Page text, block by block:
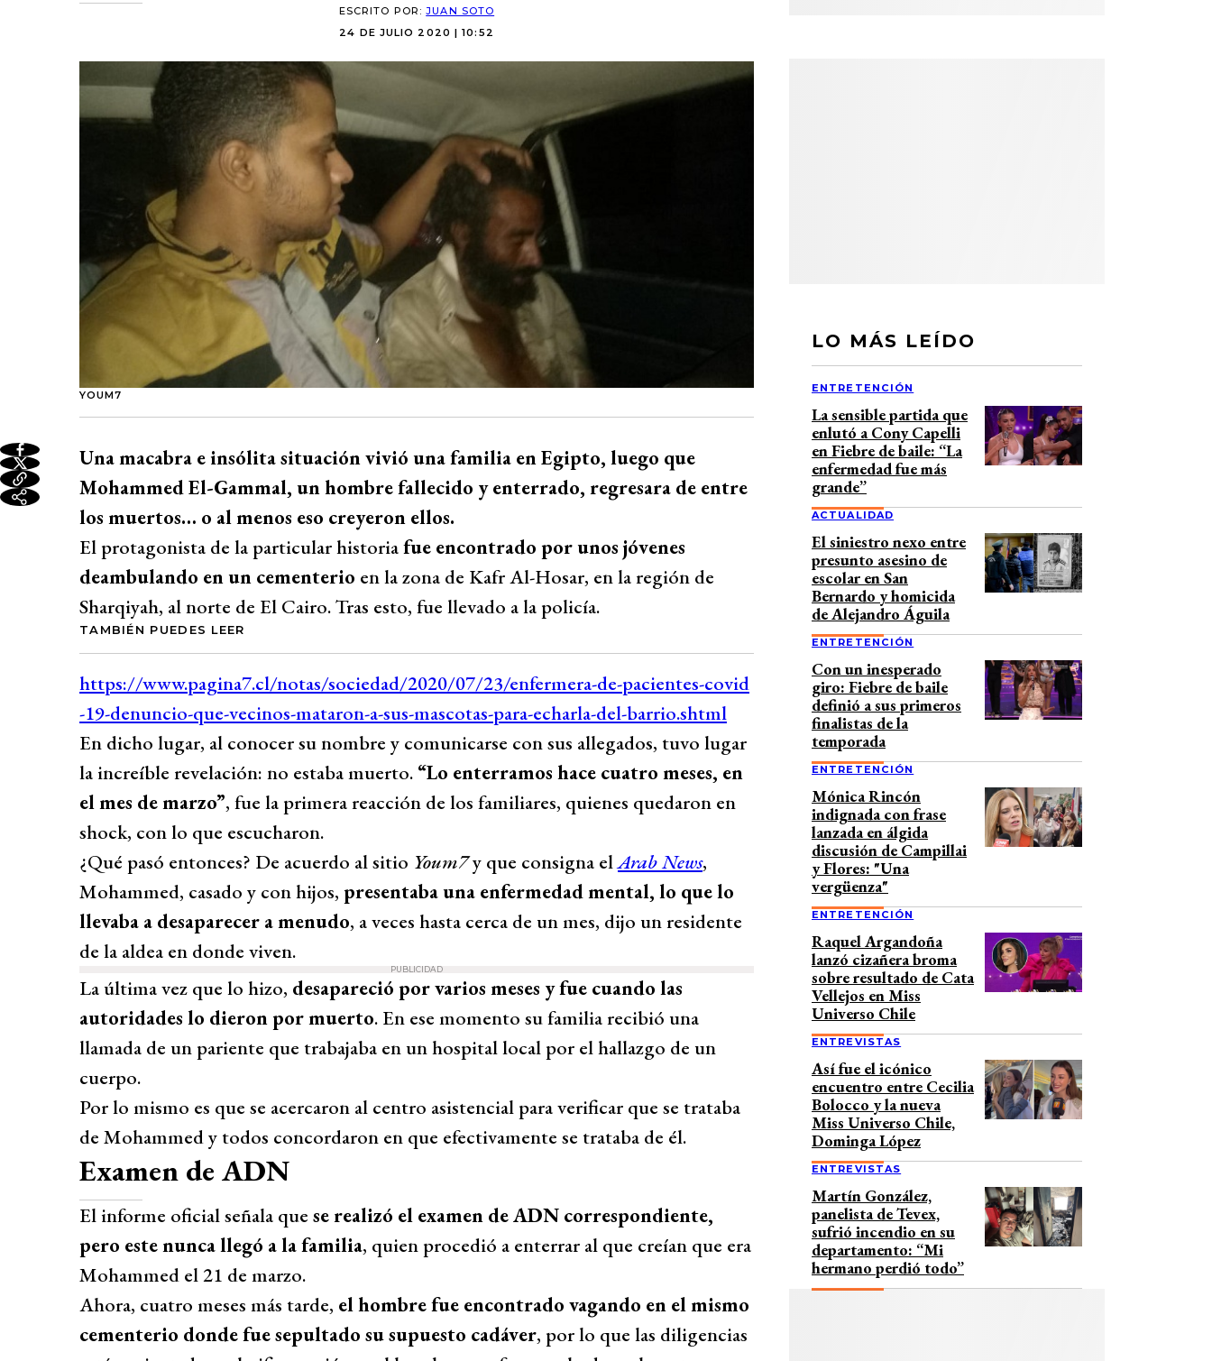
ESCRITO POR:JUAN SOTO
24 DE JULIO 2020 | 10:52
YOUM7
Una macabra e insólita situación vivió una familia en Egipto, luego que
Mohammed El-Gammal, un hombre fallecido y enterrado, regresara de entre
los muertos… o al menos eso creyeron ellos.
El protagonista de la particular historiafue encontrado por unos jóvenes
deambulando en un cementerio en la zona de Kafr Al-Hosar, en la región de
Sharqiyah, al norte de El Cairo. Tras esto, fue llevado a la policía.
TAMBIÉN PUEDES LEER
En dicho lugar, al conocer su nombre y comunicarse con sus allegados, tuvo lugar
la increíble revelación: no estaba muerto. “Lo enterramos hace cuatro meses, en
el mes de marzo”, fue la primera reacción de los familiares, quienes quedaron en
shock, con lo que escucharon.
¿Qué pasó entonces? De acuerdo al sitio Youm7y que consigna elArab News,
Mohammed, casado y con hijos, presentaba una enfermedad mental, lo que lo
llevaba a desaparecer a menudo, a veces hasta cerca de un mes, dijo un residente
de la aldea en donde viven.
PUBLICIDAD
La última vez que lo hizo, desapareció por varios meses y fue cuando las
autoridades lo dieron por muerto. En ese momento su familia recibió una
llamada de un pariente que trabajaba en un hospital local por el hallazgo de un
cuerpo.
Por lo mismo es que se acercaron al centro asistencial para verificar que se trataba
de Mohammed y todos concordaron en que efectivamente se trataba de él.
Examen de ADN
El informe oficial señala que se realizó el examen de ADN correspondiente,
pero este nunca llegó a la familia, quien procedió a enterrar al que creían que era
Mohammed el 21 de marzo.
Ahora, cuatro meses más tarde, el hombre fue encontrado vagando en el mismo
cementerio donde fue sepultado su supuesto cadáver, por lo que las diligencias
LO MÁS LEÍDO
ENTRETENCIÓN
La sensible partida que
enlutó a Cony Capelli
en Fiebre de baile: “La
enfermedad fue más
grande”
ACTUALIDAD
El siniestro nexo entre
presunto asesino de
escolar en San
Bernardo y homicida
de Alejandro Águila
ENTRETENCIÓN
Con un inesperado
giro: Fiebre de baile
definió a sus primeros
finalistas de la
temporada
ENTRETENCIÓN
Mónica Rincón
indignada con frase
lanzada en álgida
discusión de Campillai
y Flores: "Una
vergüenza"
ENTRETENCIÓN
Raquel Argandoña
lanzó cizañera broma
sobre resultado de Cata
Vellejos en Miss
Universo Chile
ENTREVISTAS
Así fue el icónico
encuentro entre Cecilia
Bolocco y la nueva
Miss Universo Chile,
Dominga López
ENTREVISTAS
Martín González,
panelista de Tevex,
sufrió incendio en su
departamento: “Mi
hermano perdió todo”